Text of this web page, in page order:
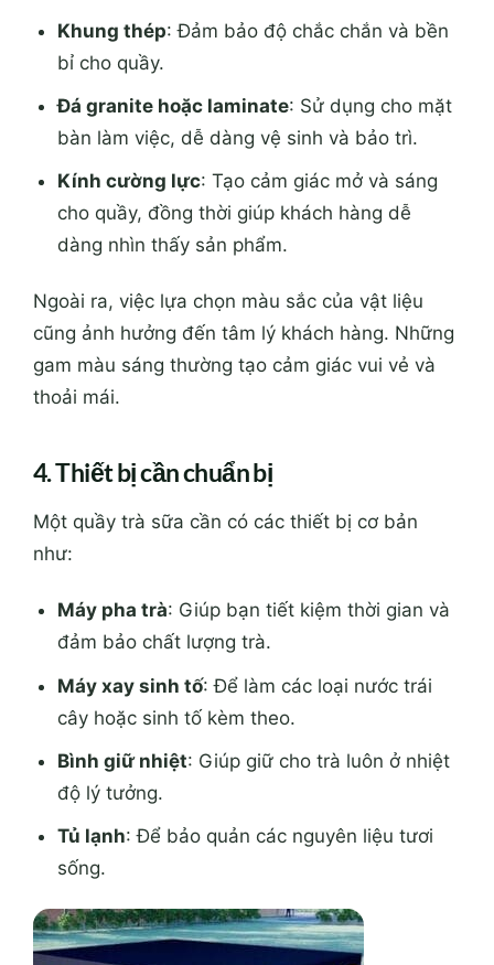
Khung thép: Đảm bảo độ chắc chắn và bền
bỉ cho quầy.
Đá granite hoặc laminate: Sử dụng cho mặt
bàn làm việc, dễ dàng vệ sinh và bảo trì.
Kính cường lực: Tạo cảm giác mở và sáng
cho quầy, đồng thời giúp khách hàng dễ
dàng nhìn thấy sản phẩm.
Ngoài ra, việc lựa chọn màu sắc của vật liệu
cũng ảnh hưởng đến tâm lý khách hàng. Những
gam màu sáng thường tạo cảm giác vui vẻ và
thoải mái.
4. Thiết bị cần chuẩn bị
Một quầy trà sữa cần có các thiết bị cơ bản
như:
Máy pha trà: Giúp bạn tiết kiệm thời gian và
đảm bảo chất lượng trà.
Máy xay sinh tố: Để làm các loại nước trái
cây hoặc sinh tố kèm theo.
Bình giữ nhiệt: Giúp giữ cho trà luôn ở nhiệt
độ lý tưởng.
Tủ lạnh: Để bảo quản các nguyên liệu tươi
sống.